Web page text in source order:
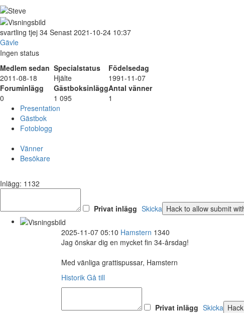
svartling tjej 34 Senast 2021-10-24 10:37
Gävle
Ingen status
Medlem sedan Specialstatus
Födelsedag
2011-08-18
Hjälte
1991-11-07
Foruminlägg
GästboksinläggAntal vänner
0
1 095
1
Presentation
Gästbok
Fotoblogg
Vänner
Besökare
Inlägg: 1132
Privat inlägg Skicka
2025-11-07 05:10 Hamstern 1340
Jag önskar dig en mycket fin 34-årsdag!
Med vänliga grattispussar, Hamstern
Historik Gå till
Privat inlägg Skicka